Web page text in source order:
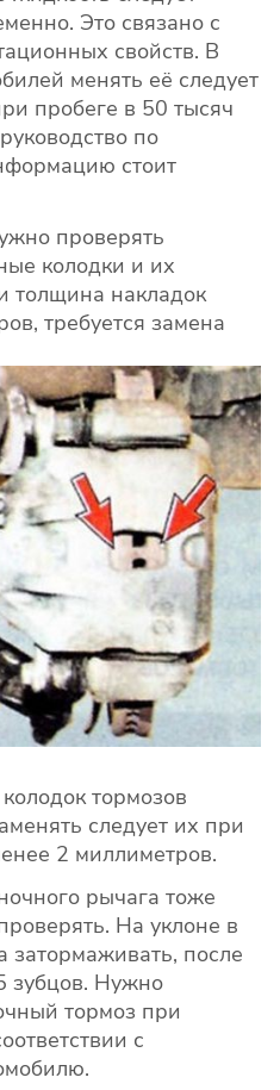
Это связано с
свойств. В
менять её следует
пробеге в 50 тысяч
по
стоит
проверять
колодки и их
толщина накладок
требуется замена
тормозов
следует их при
2 миллиметров.
рычага тоже
На уклоне в
после
зубцов. Нужно
тормоз при
с